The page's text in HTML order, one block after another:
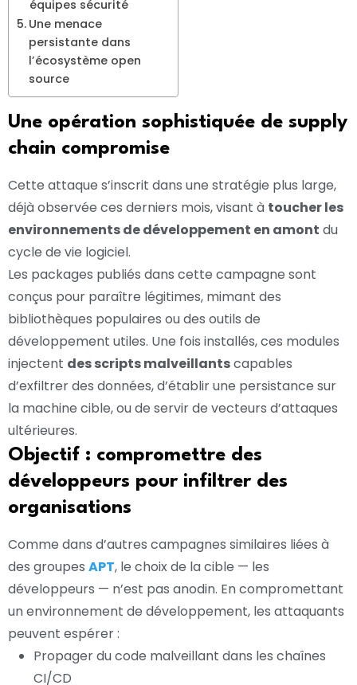
équipes sécurité
Une menace
persistante dans
l’écosystème open
source
Une opération sophistiquée de supply
chain compromise
Cette attaque s’inscrit dans une stratégie plus large,
déjà observée ces derniers mois, visant à toucher les
environnements de développement en amont du
cycle de vie logiciel.
Les packages publiés dans cette campagne sont
conçus pour paraître légitimes, mimant des
bibliothèques populaires ou des outils de
développement utiles. Une fois installés, ces modules
injectent des scripts malveillantscapables
d’exfiltrer des données, d’établir une persistance sur
la machine cible, ou de servir de vecteurs d’attaques
ultérieures.
Objectif : compromettre des
développeurs pour infiltrer des
organisations
Comme dans d’autres campagnes similaires liées à
des groupes APT, le choix de la cible — les
développeurs — n’est pas anodin. En compromettant
un environnement de développement, les attaquants
peuvent espérer :
Propager du code malveillant dans les chaînes
CI/CD